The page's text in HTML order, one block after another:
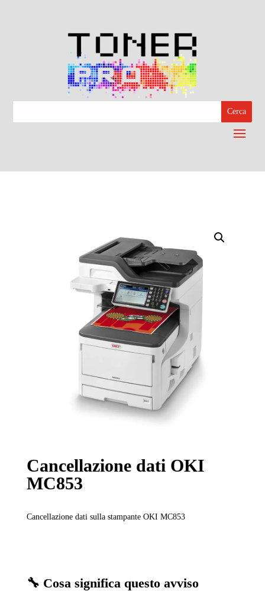
Cancellazione dati OKI
MC853
Cancellazione dati sulla stampante OKI MC853
🔧 Cosa significa questo avviso